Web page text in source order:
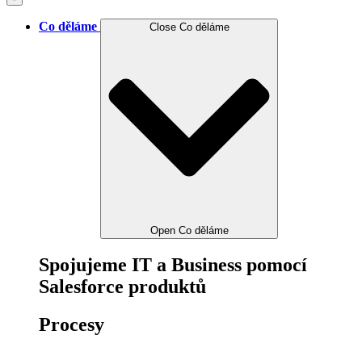
Co děláme Close Co děláme
Open Co děláme
Spojujeme IT a Business pomocí
Salesforce produktů
Procesy